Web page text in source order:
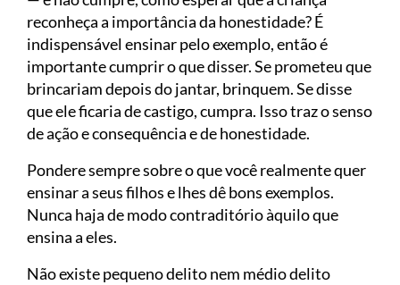
reconheça a importância da honestidade? É
indispensável ensinar pelo exemplo, então é
importante cumprir o que disser. Se prometeu que
brincariam depois do jantar, brinquem. Se disse
que ele ficaria de castigo, cumpra. Isso traz o senso
de ação e consequência e de honestidade.
Pondere sempre sobre o que você realmente quer
ensinar a seus filhos e lhes dê bons exemplos.
Nunca haja de modo contraditório àquilo que
ensina a eles.
Não existe pequeno delito nem médio delito